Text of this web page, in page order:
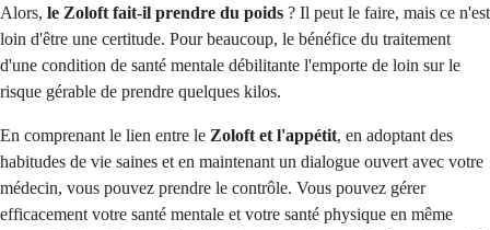
Alors, le Zoloft fait-il prendre du poids ? Il peut le faire, mais ce n'est
loin d'être une certitude. Pour beaucoup, le bénéfice du traitement
d'une condition de santé mentale débilitante l'emporte de loin sur le
risque gérable de prendre quelques kilos.
En comprenant le lien entre le Zoloft et l'appétit, en adoptant des
habitudes de vie saines et en maintenant un dialogue ouvert avec votre
médecin, vous pouvez prendre le contrôle. Vous pouvez gérer
efficacement votre santé mentale et votre santé physique en même